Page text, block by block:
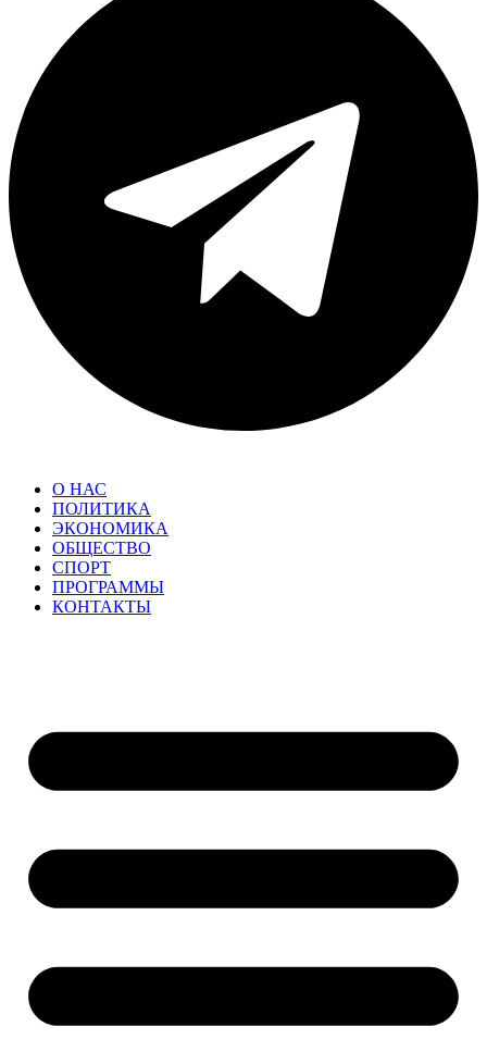
О НАС
ПОЛИТИКА
ЭКОНОМИКА
ОБЩЕСТВО
СПОРТ
ПРОГРАММЫ
КОНТАКТЫ